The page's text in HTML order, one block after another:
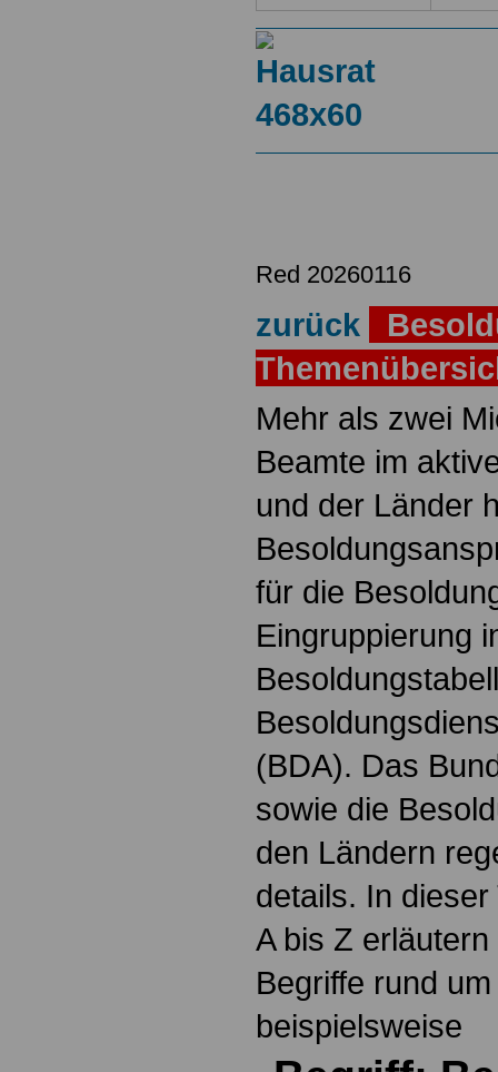
Red 20260116
zurück
Mehr als zwei
Beamte im
und der Länder
für die
Eingruppierung
(BDA). Das
sowie die
den Ländern
details. In
A bis Z
Begriffe rund
beispielsweise